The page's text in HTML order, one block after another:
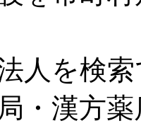
人を検
・漢方